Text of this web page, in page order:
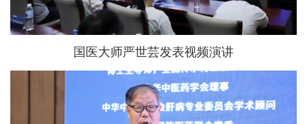
国医大师严世芸发表视频演讲